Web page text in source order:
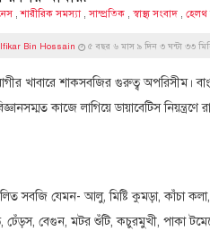
,শারীরিক সমস্যা,সাম্প্রতিক , স্বাস্থ্য সংবাদ , হেলথ
Bin Hossain ৫ বছর ৬ মাস ৯ দিন ৩ ঘন্টা ৩৩
খাবারে শাকসবজির গুরুত্ব
কাজে লাগিয়ে ডায়াবেটিস
সবজি যেমন- আলু, মিষ্টি কুমড়া, কাঁচা
ঢেঁড়স, বেগুন, মটর শুঁটি, কচুরমুখী, পাকা